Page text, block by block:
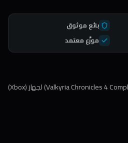
بائع موثوق
موزّع معتمد
سنقوم بشراء لعبة (Valkyria Chronicles 4 Complete Edition) لجهاز (Xbox)